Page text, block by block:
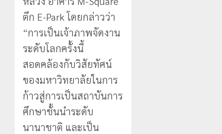
ตึก E-Park โดยกล่าวว่า
“การเป็นเจ้าภาพจัดงาน
ระดับโลกครั้งนี้
สอดคล้องกับวิสัยทัศน์
ของมหาวิทยาลัยในการ
ก้าวสู่การเป็นสถาบันการ
ศึกษาชั้นนำระดับ
นานาชาติ และเป็น